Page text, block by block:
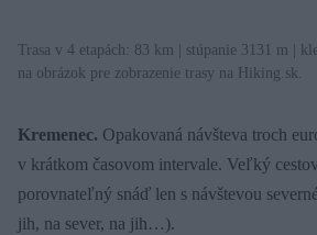
Trasa v 4 etapách: 83 km | stúpanie 3131 m |
na obrázok pre zobrazenie trasy na Hiking.sk.
Kremenec. Opakovaná návšteva troch
v krátkom časovom intervale. Veľký
porovnateľný snáď len s návštevou
jih, na sever, na jih…).